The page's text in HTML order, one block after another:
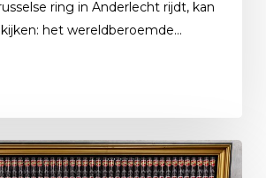
ring in Anderlecht rijdt, kan
het wereldberoemde…